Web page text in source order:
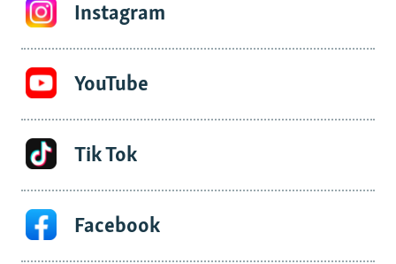
Instagram
YouTube
Tik Tok
Facebook